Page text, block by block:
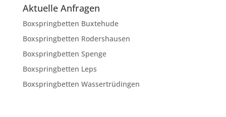
Aktuelle Anfragen
Boxspringbetten Buxtehude
Boxspringbetten Rodershausen
Boxspringbetten Spenge
Boxspringbetten Leps
Boxspringbetten Wassertrüdingen